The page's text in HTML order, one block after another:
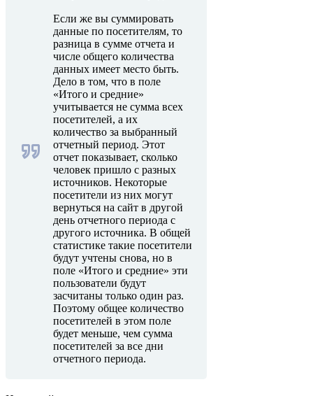
Если же вы суммировать
данные по посетителям, то
разница в сумме отчета и
числе общего количества
данных имеет место быть.
Дело в том, что в поле
«Итого и средние»
учитывается не сумма всех
посетителей, а их
количество за выбранный
отчетный период. Этот
отчет показывает, сколько
человек пришло с разных
источников. Некоторые
посетители из них могут
вернуться на сайт в другой
день отчетного периода с
другого источника. В общей
статистике такие посетители
будут учтены снова, но в
поле «Итого и средние» эти
пользователи будут
засчитаны только один раз.
Поэтому общее количество
посетителей в этом поле
будет меньше, чем сумма
посетителей за все дни
отчетного периода.